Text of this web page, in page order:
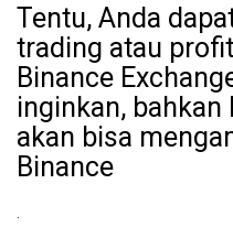
Tentu, Anda
trading atau
Binance
inginkan, bahkan
akan bisa
Binance
.